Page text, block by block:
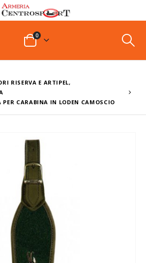
0
RISERVA E ARTIPEL,
PER CARABINA IN LODEN CAMOSCIO